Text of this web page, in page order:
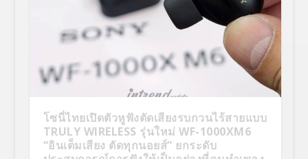
โซนี่ไทยเปิดตัวหูฟังตัดเสียงรบกวนไร้สายแบบ
TRULY WIRELESS รุ่นใหม่ WF-1000XM6
“อินเต็มเสียง ตัดทุกนอยส์” ยกระดับ